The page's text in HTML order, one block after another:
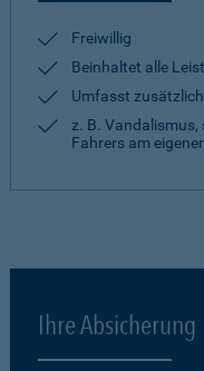
Freiwillig
Beinhaltet alle
Umfasst
z. B. Vandalismus,
Fahrers am
Ihre Absicherung